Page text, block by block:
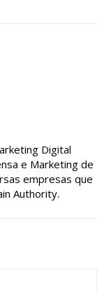
Digital
e Marketing de
empresas que
Authority.